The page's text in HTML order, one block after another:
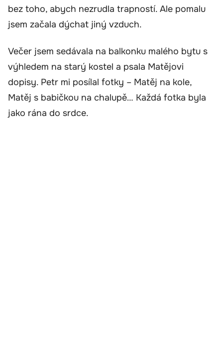
bez toho, abych nezrudla trapností. Ale pomalu
jsem začala dýchat jiný vzduch.
Večer jsem sedávala na balkonku malého bytu s
výhledem na starý kostel a psala Matějovi
dopisy. Petr mi posílal fotky – Matěj na kole,
Matěj s babičkou na chalupě… Každá fotka byla
jako rána do srdce.